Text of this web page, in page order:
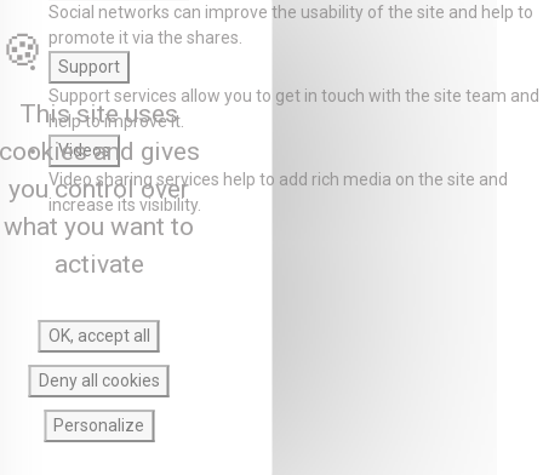
Social networks can improve the usability of the site and help to
promote it via the shares.
Support
Support services allow you to get in touch with the site team and
help to improve it.
Videos
Video sharing services help to add rich media on the site and
increase its visibility.
This site uses
and gives
you control over
what you want to
activate
OK, accept all
Deny all cookies
Personalize